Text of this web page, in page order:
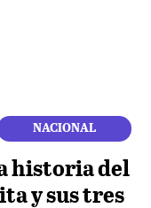
NACIONAL
historia del
y sus tres